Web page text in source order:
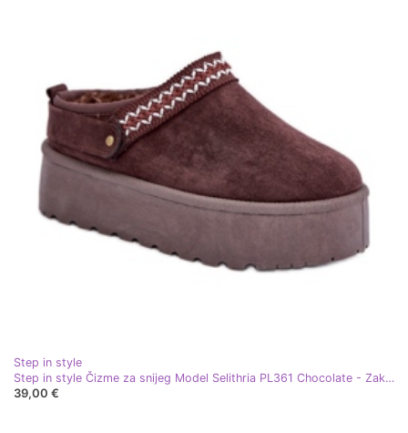
Step in style
Step in style Čizme za snijeg Model Selithria PL361 Chocolate - Zakoračite sa stilom smeđa
39,00 €